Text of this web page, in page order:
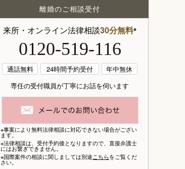
離婚のご相談受付
来所・オンライン法律相談30分無料※
0120-519-116
通話無料 24時間予約受付
年中無休
専任の受付職員が丁寧にお話を伺います
※事案により無料法律相談に対応できない場合がござい
ます。
※法律相談は、 受付予約後となりますので、 直接弁護士
にはお繋ぎできません。
※国際案件の相談に関しましては別途こちらをご覧くだ
さい。